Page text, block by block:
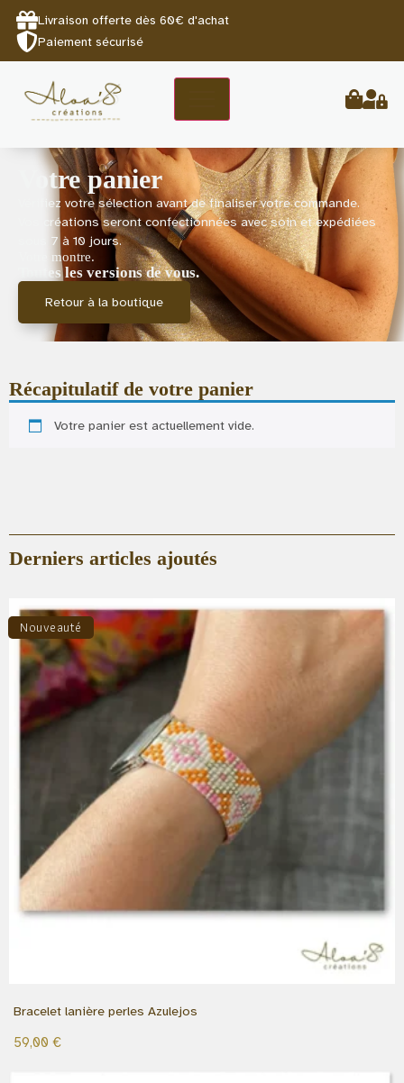
Livraison offerte dès 60€ d'achat
Paiement sécurisé
Votre panier
Vérifiez votre sélection avant de finaliser votre commande.
Vos créations seront confectionnées avec soin et expédiées
sous 7 à 10 jours.
Votre montre.
Toutes les versions de vous.
Retour à la boutique
Récapitulatif de votre panier
Votre panier est actuellement vide.
Derniers articles ajoutés
Nouveauté
Bracelet lanière perles Azulejos
59,00 €